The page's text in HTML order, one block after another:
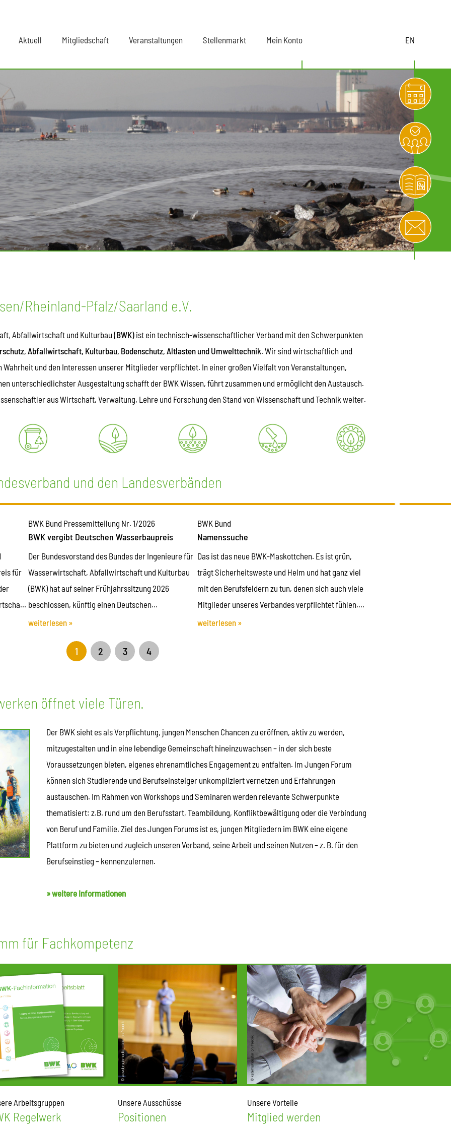
Aktuell Mitgliedschaft Veranstaltungen Stellenmarkt Mein Konto EN
Rheinland-Pfalz/Saarland e.V.
Abfallwirtschaft und Kulturbau (BWK) ist ein technisch-wissenschaftlicher Verband mit den Schwerpunkten
Abfallwirtschaft, Kulturbau, Bodenschutz, Altlasten und Umwelttechnik. Wir sind wirtschaftlich und
und den Interessen unserer Mitglieder verpflichtet. In einer großen Vielfalt von Veranstaltungen,
unterschiedlichster Ausgestaltung schafft der BWK Wissen, führt zusammen und ermöglicht den Austausch.
aus Wirtschaft, Verwaltung, Lehre und Forschung den Stand von Wissenschaft und Technik weiter.
und den Landesverbänden
für
Mit
in
BWK Bund Pressemitteilung Nr. 1/2026
BWK vergibt Deutschen Wasserbaupreis
Der Bundesvorstand des Bundes der Ingenieure für
Wasserwirtschaft, Abfallwirtschaft und Kulturbau
(BWK) hat auf seiner Frühjahrssitzung 2026
beschlossen, künftig einen Deutschen
Wasserbaupreis zu vergeben, mit dem
Ingenieurwesens ausgezeichnet werden, die
zugleich zeigen, dass eine funktionsfähige und den
wasserwirtschaftliche Infrastruktur essenzielles
Element der staatlichen Daseinsvorsorge ist.
weiterlesen »
BWK Bund
Namenssuche
Das ist das neue BWK-Maskottchen. Es ist grün,
trägt Sicherheitsweste und Helm und hat ganz viel
mit den Berufsfeldern zu tun, denen sich auch viele
Mitglieder unseres Verbandes verpflichtet fühlen.
Es ist sympathisch, intelligent und freundlich und es
weiterlesen »
1 2 3 4
öffnet viele Türen.
Der BWK sieht es als Verpflichtung, jungen Menschen Chancen zu eröffnen, aktiv zu werden,
mitzugestalten und in eine lebendige Gemeinschaft hineinzuwachsen – in der sich beste
Voraussetzungen bieten, eigenes ehrenamtliches Engagement zu entfalten. Im Jungen Forum
können sich Studierende und Berufseinsteiger unkompliziert vernetzen und Erfahrungen
austauschen. Im Rahmen von Workshops und Seminaren werden relevante Schwerpunkte
thematisiert: z.B. rund um den Berufsstart, Teambildung, Konfliktbewältigung oder die Verbindung
von Beruf und Familie. Ziel des Jungen Forums ist es, jungen Mitgliedern im BWK eine eigene
Plattform zu bieten und zugleich unseren Verband, seine Arbeit und seinen Nutzen – z. B. für den
Berufseinstieg – kennenzulernen.
» weitere Informationen
für Fachkompetenz
Arbeitsgruppen
Regelwerk
Unsere Ausschüsse
Positionen
Unsere Vorteile
Mitglied werden